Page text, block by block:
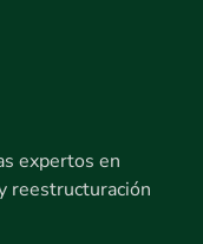
expertos en
reestructuración